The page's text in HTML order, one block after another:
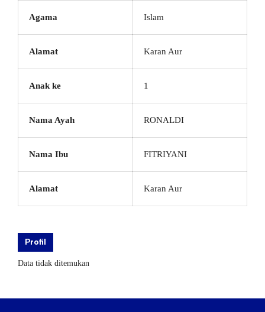
Agama Islam
Alamat Karan Aur
Anak ke 1
Nama Ayah RONALDI
Nama Ibu FITRIYANI
Alamat Karan Aur
Profil
Data tidak ditemukan